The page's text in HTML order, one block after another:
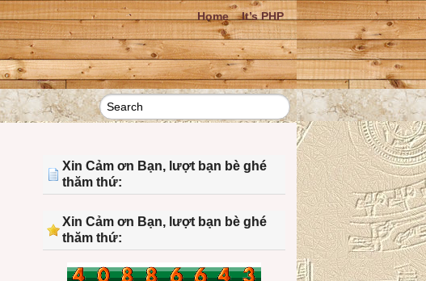
Home It’s PHP
Xin Cảm ơn Bạn, lượt bạn bè ghé
thăm thứ:
Xin Cảm ơn Bạn, lượt bạn bè ghé
thăm thứ: